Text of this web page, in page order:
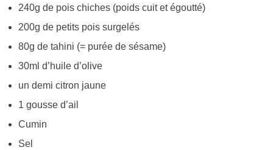
240g de pois chiches (poids cuit et égoutté)
200g de petits pois surgelés
80g de tahini (= purée de sésame)
30ml d’huile d’olive
un demi citron jaune
1 gousse d’ail
Cumin
Sel